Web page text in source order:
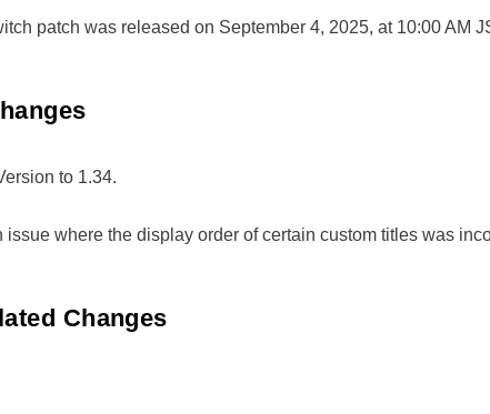
patch was released on September 4, 2025, at 10:00 AM
to 1.34.
issue where the display order of certain custom titles was
Changes